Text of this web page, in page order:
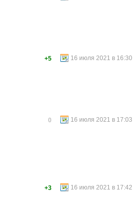
16 июля 2021 в 16:30
+5
16 июля 2021 в 17:03
0
16 июля 2021 в 17:42
+3